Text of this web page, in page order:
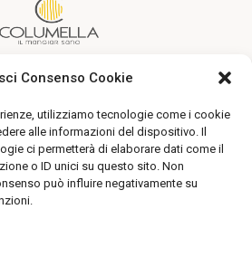
Consenso Cookie
utilizziamo tecnologie come i cookie
alle informazioni del dispositivo. Il
ci permetterà di elaborare dati come il
o ID unici su questo sito. Non
può influire negativamente su
sana alla portata di tutti